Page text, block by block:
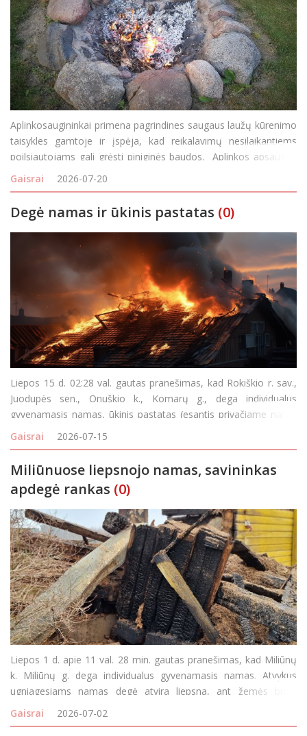
Aplinkosaugininkai primena pagrindines saugaus laužų kūrenimo
taisykles gamtoje ir įspėja, kad reikalavimų nesilaikantiems
poilsiautojams gali grėsti piniginės baudos. Aplinkos apsaugos
departamento (AAD) teigimu, šiltuoju metų laikų neatsakingai
kūrenamos kepsninės ar laužai gali pada
Gaisrai 2026-07-20
Degė namas ir ūkinis pastatas (0)
Liepos 15 d. 02:28 val. gautas pranešimas, kad Rokiškio r. sav.,
Juodupės sen., Onuškio k., Komarų g., dega individualus
gyvenamasis namas, ūkinis pastatas (esantis privačiame namų
valdos žemės sklype). Atvykus ugniagesiams į įvykio vietą, degė
namas ir ūkinis pastatas atvira l
Gaisrai 2026-07-15
Miliūnuose liepsnojo namas, savininkas
apdegė rankas (0)
Liepos 1 d. apie 11 val. 28 min. gautas pranešimas, kad Miliūnų
k. Miliūnų g. dega individualus gyvenamasis namas. Atvykus
ugniagesiams namas degė atvira liepsna, ant žemės buvo
nukritę elektros laidai. Netoliese degusio namo ugniagesiai
pastebėjo vyrą, kuris apdegė rankas, tikino, kad name b
Gaisrai 2026-07-02